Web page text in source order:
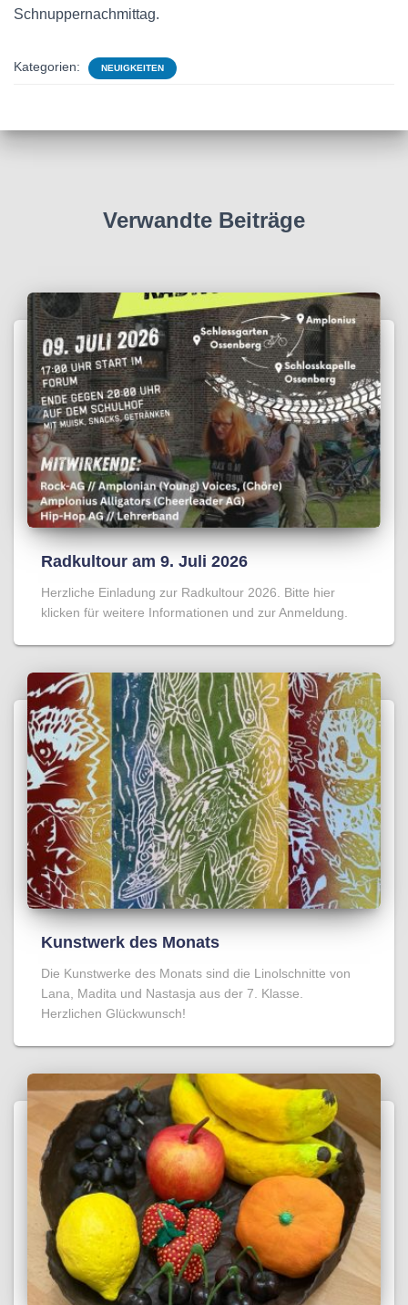
Schnuppernachmittag.
Kategorien: NEUIGKEITEN
Verwandte Beiträge
Radkultour am 9. Juli 2026
Herzliche Einladung zur Radkultour 2026. Bitte hier
klicken für weitere Informationen und zur Anmeldung.
Kunstwerk des Monats
Die Kunstwerke des Monats sind die Linolschnitte von
Lana, Madita und Nastasja aus der 7. Klasse.
Herzlichen Glückwunsch!